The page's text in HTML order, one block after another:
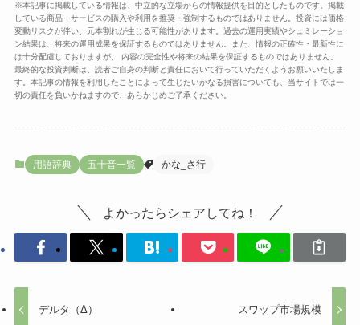
※本記事に掲載している情報は、中立的な立場からの情報提供を目的としたものです。掲載
している商品・サービスの購入や利用を推奨・強制するものではありません。投資には価格
変動リスクが伴い、元本割れが生じる可能性があります。過去の運用実績やシュミレーショ
ン結果は、将来の運用成果を保証するものではありません。また、情報の正確性・最新性に
は十分配慮しておりますが、 内容の完全性や将来の結果を保証するものではありません。
最終的な投資判断は、読者ご自身の判断と責任において行っていただくようお願いいたしま
す。本記事の情報を利用したことによって生じたいかなる損害についても、当サイトでは一
切の責任を負いかねますので、あらかじめご了承ください。
用語辞典 五十音一覧 かな_さ行
よかったらシェアしてね！
デルタ（Δ） スワップ市場規模